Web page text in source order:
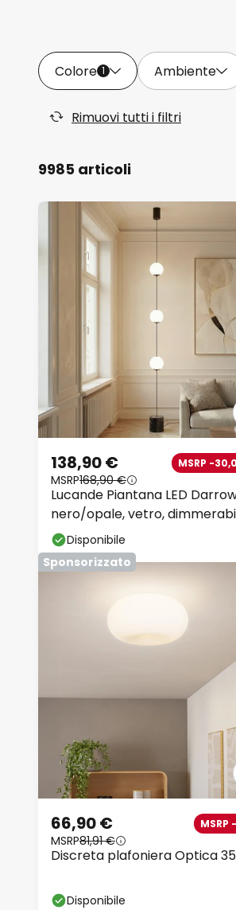
Colore 1 Ambiente
Rimuovi tutti i filtri
9985 articoli
Lucande Piantana LED
nero/opale, vetro,
138,90 € MSRP -
MSRP168,90 €
Disponibile
Sponsorizzato
Discreta plafoniera Optica
66,90 € MSRP
MSRP81,91 €
Disponibile